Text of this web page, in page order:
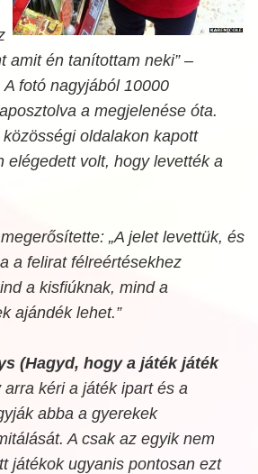
amit én tanítottam neki” –
fotó nagyjából 10000
a megjelenése óta.
oldalakon kapott
elégedett volt, hogy levették a
„A jelet levettük, és
a felirat félreértésekhez
a kisfiúknak, mind a
ajándék lehet.”
(Hagyd, hogy a játék játék
arra kéri a játék ipart és a
abba a gyerekek
A csak az egyik nem
játékok ugyanis pontosan ezt